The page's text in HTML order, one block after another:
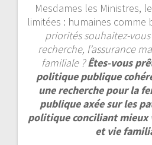
Mesdames les Ministres,
limitées : humaines comme
priorités souhaitez-
recherche, l’assurance
familiale ?Êtes-vous
politique publique
une recherche pour la
publique axée sur les
politique conciliant mieux
et vie